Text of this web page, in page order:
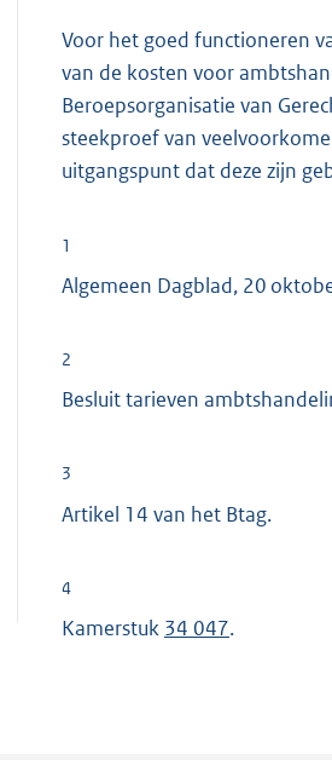
Voor het goed functioneren
van de kosten voor
Beroepsorganisatie van
steekproef van
uitgangspunt dat deze zijn
1
Algemeen Dagblad, 20
2
Besluit tarieven
3
Artikel 14 van het Btag.
4
Kamerstuk 34 047.